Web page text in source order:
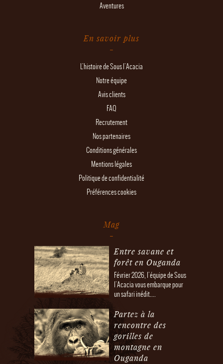
Aventures
En savoir plus
L'histoire de Sous l'Acacia
Notre équipe
Avis clients
FAQ
Recrutement
Nos partenaires
Conditions générales
Mentions légales
Politique de confidentialité
Préférences cookies
Mag
Entre savane et
forêt en Ouganda
Février 2026, l'équipe de Sous
l'Acacia vous embarque pour
un safari inédit....
Partez à la
rencontre des
gorilles de
montagne en
Ouganda